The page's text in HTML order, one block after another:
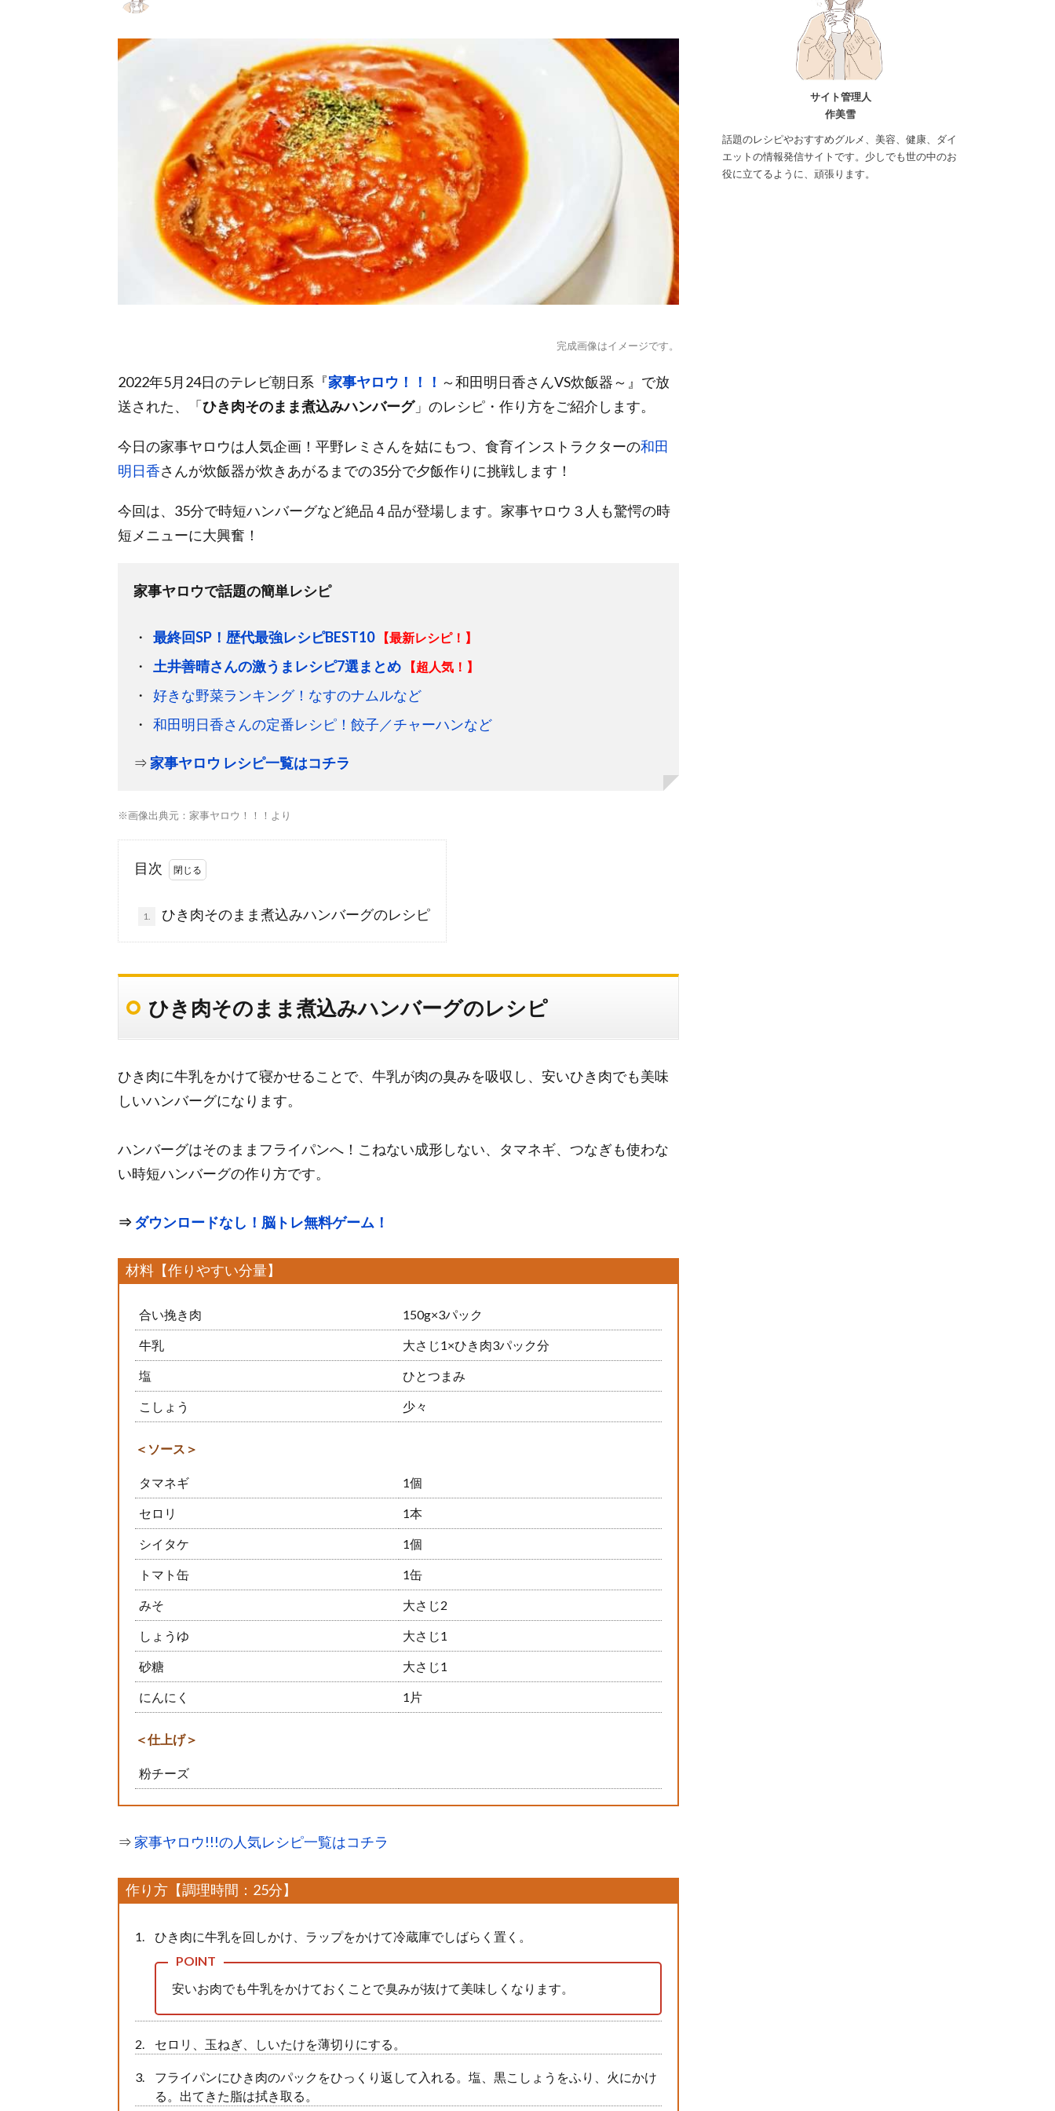
完成画像はイメージです。
2022年5月24日のテレビ朝日系『家事ヤロウ！！！ ～和田明日香さんVS炊飯器～』で放
送された、「ひき肉そのまま煮込みハンバーグ」のレシピ・作り方をご紹介します。
今日の家事ヤロウは人気企画！平野レミさんを姑にもつ、食育インストラクターの和田
明日香さんが炊飯器が炊きあがるまでの35分で夕飯作りに挑戦します！
今回は、35分で時短ハンバーグなど絶品４品が登場します。家事ヤロウ３人も驚愕の時
短メニューに大興奮！
家事ヤロウで話題の簡単レシピ
最終回SP！歴代最強レシピBEST10 【最新レシピ！】
土井善晴さんの激うまレシピ7選まとめ 【超人気！】
好きな野菜ランキング！なすのナムルなど
和田明日香さんの定番レシピ！餃子／チャーハンなど
⇒家事ヤロウ レシピ一覧はコチラ
※画像出典元：家事ヤロウ！！！より
目次
1. ひき肉そのまま煮込みハンバーグのレシピ
ひき肉そのまま煮込みハンバーグのレシピ
ひき肉に牛乳をかけて寝かせることで、牛乳が肉の臭みを吸収し、安いひき肉でも美味
しいハンバーグになります。
ハンバーグはそのままフライパンへ！こねない成形しない、タマネギ、つなぎも使わな
い時短ハンバーグの作り方です。
⇒ダウンロードなし！脳トレ無料ゲーム！
材料【作りやすい分量】
合い挽き肉 150g×3パック
牛乳 大さじ1×ひき肉3パック分
塩 ひとつまみ
こしょう 少々
＜ソース＞
タマネギ 1個
セロリ 1本
シイタケ 1個
トマト缶 1缶
みそ 大さじ2
しょうゆ 大さじ1
砂糖 大さじ1
にんにく 1片
＜仕上げ＞
粉チーズ
⇒ 家事ヤロウ!!!の人気レシピ一覧はコチラ
作り方【調理時間：25分】
ひき肉に牛乳を回しかけ、ラップをかけて冷蔵庫でしばらく置く。
安いお肉でも牛乳をかけておくことで臭みが抜けて美味しくなります。
セロリ、玉ねぎ、しいたけを薄切りにする。
フライパンにひき肉のパックをひっくり返して入れる。塩、黒こしょうをふり、火にかけ
る。出てきた脂は拭き取る。
サイト管理人
作美雪
話題のレシピやおすすめグルメ、美容、健康、ダイ
エットの情報発信サイトです。少しでも世の中のお
役に立てるように、頑張ります。